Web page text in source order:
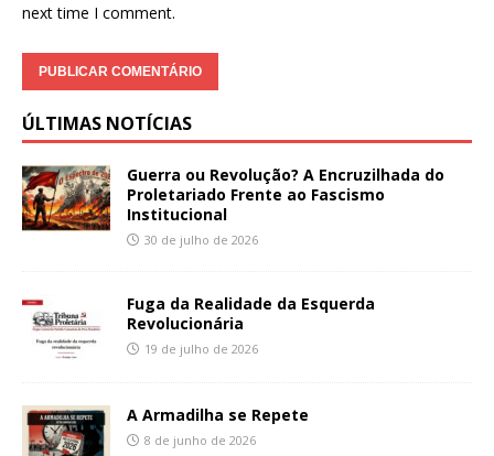
next time I comment.
ÚLTIMAS NOTÍCIAS
Guerra ou Revolução? A Encruzilhada do
Proletariado Frente ao Fascismo
Institucional
30 de julho de 2026
Fuga da Realidade da Esquerda
Revolucionária
19 de julho de 2026
A Armadilha se Repete
8 de junho de 2026